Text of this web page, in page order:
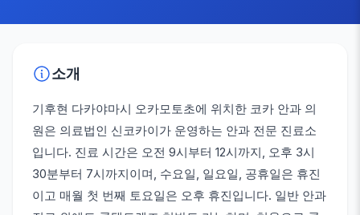
소개
기후현 다카야마시 오카모토초에 위치한 코카 안과 의
원은 의료법인 신코카이가 운영하는 안과 전문 진료소
입니다. 진료 시간은 오전 9시부터 12시까지, 오후 3시
30분부터 7시까지이며, 수요일, 일요일, 공휴일은 휴진
이고 매월 첫 번째 토요일은 오후 휴진입니다. 일반 안과